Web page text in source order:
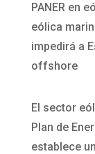
PANER en
eólica
impedirá a
offshore
El sector
Plan de
establece